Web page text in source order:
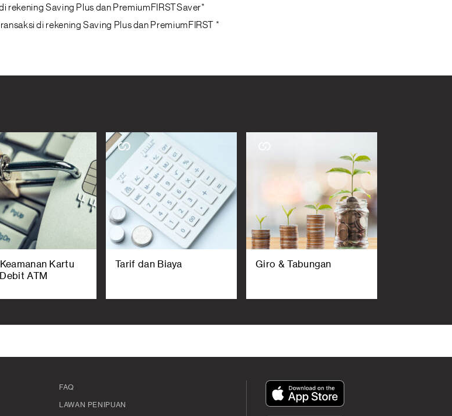
rekening Saving Plus dan PremiumFIRSTSaver*
di rekening Saving Plus dan PremiumFIRST *
Kartu
ATM
Tarif dan Biaya Giro & Tabungan
FAQ
LAWAN PENIPUAN
App
Icon